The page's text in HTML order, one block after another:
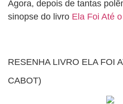
Agora, depois de tantas
sinopse do livro Ela Foi Até
RESENHA LIVRO ELA FOI
CABOT)